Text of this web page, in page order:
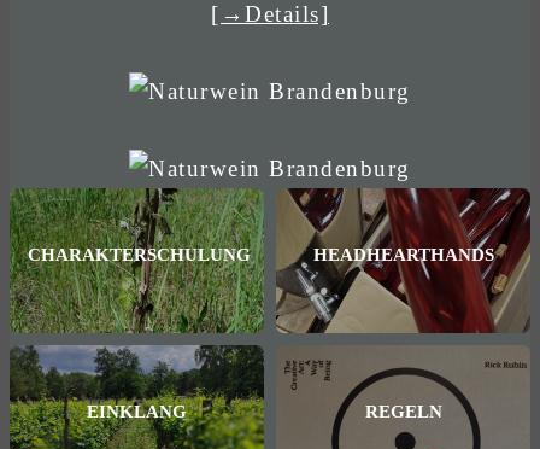
[→Details]
CHARAKTERSCHULUNG HEADHEARTHANDS
EINKLANG REGELN